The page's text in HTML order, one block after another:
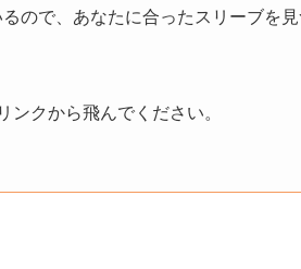
ので、あなたに合ったスリーブを
クから飛んでください。